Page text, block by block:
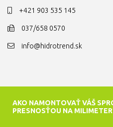
+421 903 535 145
037/658 0570
info@hidrotrend.sk
AKO NAMONTOVAŤ VÁŠ
PRESNOSŤOU NA